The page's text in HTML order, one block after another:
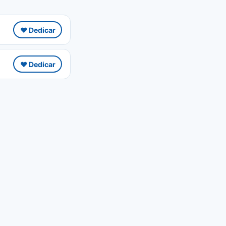
❤️ Dedicar
❤️ Dedicar